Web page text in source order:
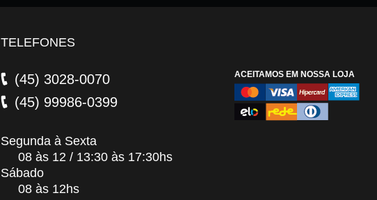
TELEFONES
(45) 3028-0070
(45) 99986-0399
Segunda à Sexta
08 às 12 / 13:30 às 17:30hs
Sábado
08 às 12hs
ACEITAMOS EM NOSSA LOJA